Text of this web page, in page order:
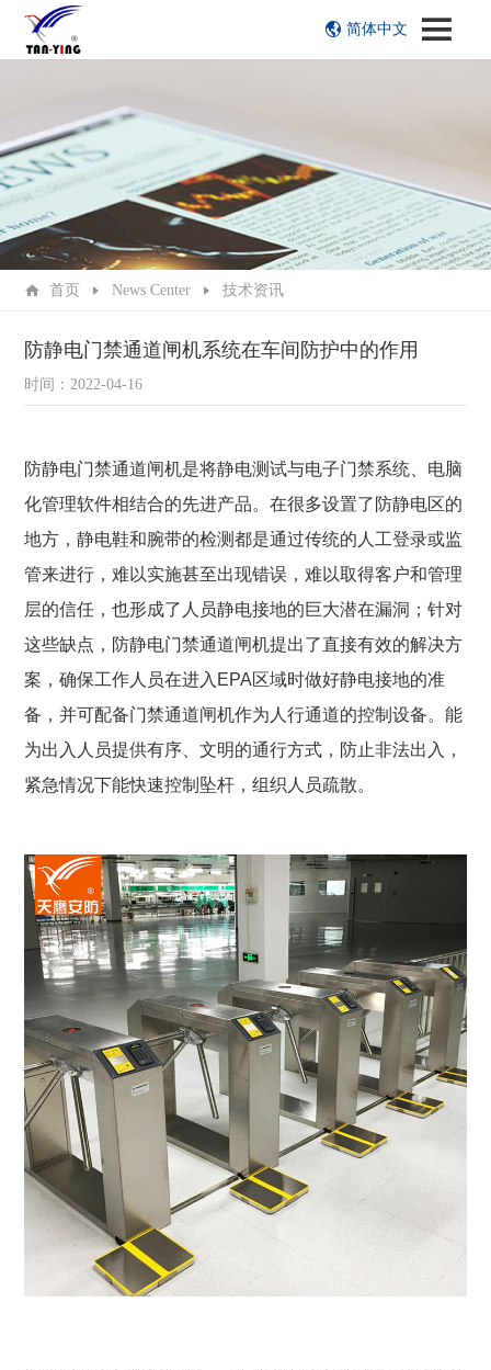
简体中文
首页 News Center 技术资讯
防静电门禁通道闸机系统在车间防护中的作用
时间：2022-04-16
防静电门禁通道闸机是将静电测试与电子门禁系统、电脑
化管理软件相结合的先进产品。在很多设置了防静电区的
地方，静电鞋和腕带的检测都是通过传统的人工登录或监
管来进行，难以实施甚至出现错误，难以取得客户和管理
层的信任，也形成了人员静电接地的巨大潜在漏洞；针对
这些缺点，防静电门禁通道闸机提出了直接有效的解决方
案，确保工作人员在进入 EPA区域时做好静电接地的准
备，并可配备门禁通道闸机作为人行通道的控制设备。能
为出入人员提供有序、文明的通行方式，防止非法出入，
紧急情况下能快速控制坠杆，组织人员疏散。